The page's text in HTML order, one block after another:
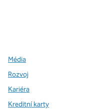
Média
Rozvoj
Kariéra
Kreditní karty